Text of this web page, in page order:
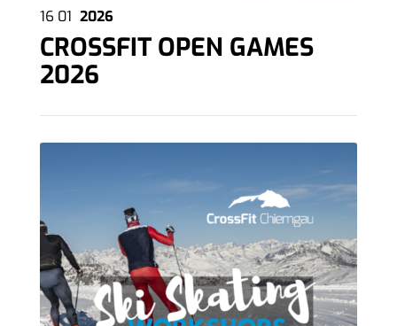
16 01 2026
CROSSFIT OPEN GAMES
2026